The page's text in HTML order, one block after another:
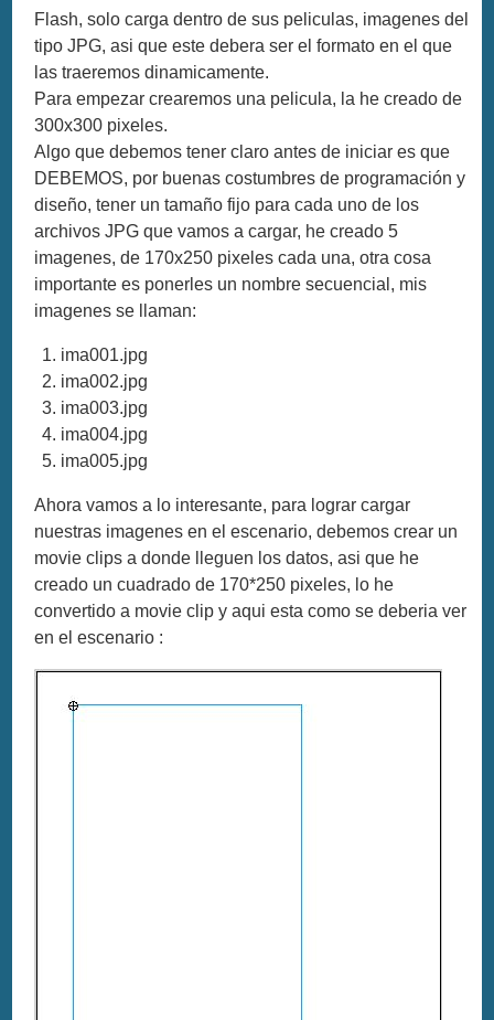
Flash, solo carga dentro de sus peliculas, imagenes del
tipo JPG, asi que este debera ser el formato en el que
las traeremos dinamicamente.
Para empezar crearemos una pelicula, la he creado de
300x300 pixeles.
Algo que debemos tener claro antes de iniciar es que
DEBEMOS, por buenas costumbres de programación y
diseño, tener un tamaño fijo para cada uno de los
archivos JPG que vamos a cargar, he creado 5
imagenes, de 170x250 pixeles cada una, otra cosa
importante es ponerles un nombre secuencial, mis
imagenes se llaman:
ima001.jpg
ima002.jpg
ima003.jpg
ima004.jpg
ima005.jpg
Ahora vamos a lo interesante, para lograr cargar
nuestras imagenes en el escenario, debemos crear un
movie clips a donde lleguen los datos, asi que he
creado un cuadrado de 170*250 pixeles, lo he
convertido a movie clip y aqui esta como se deberia ver
en el escenario :